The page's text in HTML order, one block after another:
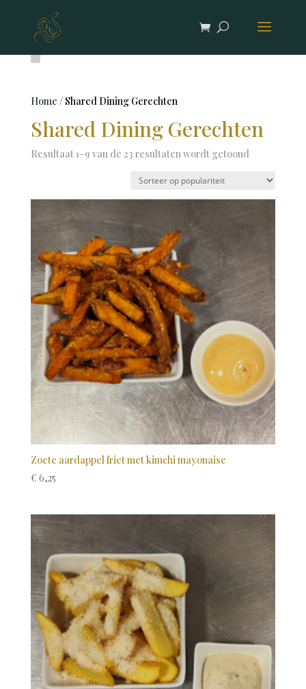
Home / Shared Dining Gerechten
Shared Dining Gerechten
Resultaat 1–9 van de 23 resultaten wordt getoondGesorteerd
populariteit
Zoete aardappel friet met kimchi mayonaise
€ 6,25